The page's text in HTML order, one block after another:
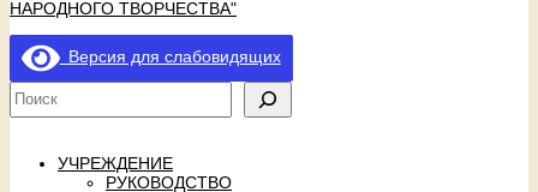
Версия для слабовидящих
УЧРЕЖДЕНИЕ
РУКОВОДСТВО